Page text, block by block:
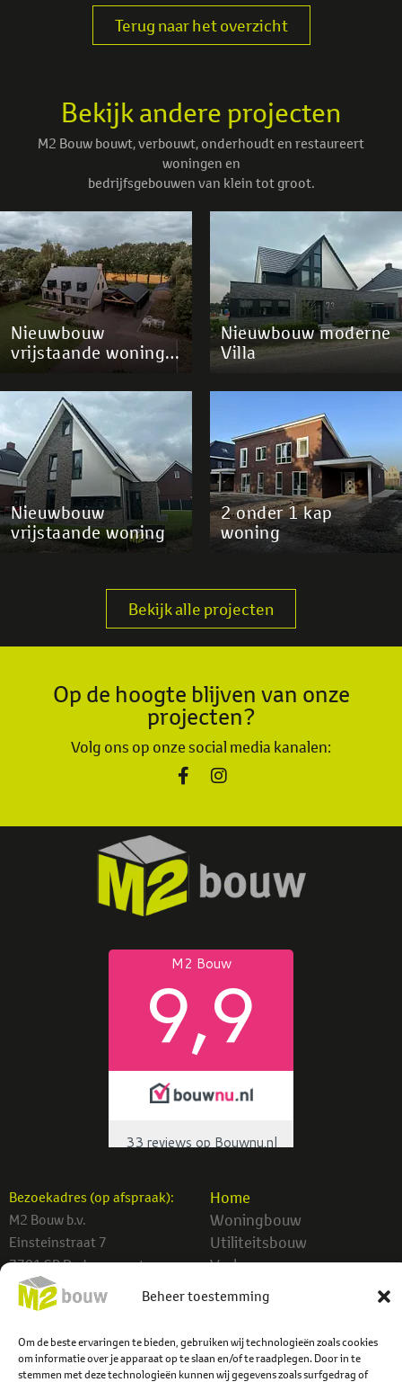
Beheer toestemming
Om de beste ervaringen te bieden, gebruiken wij technologieën zoals cookies
om informatie over je apparaat op te slaan en/of te raadplegen. Door in te
stemmen met deze technologieën kunnen wij gegevens zoals surfgedrag of
Terug naar het overzicht
Bekijk andere projecten
M2 Bouw bouwt, verbouwt, onderhoudt en restaureert
woningen en
bedrijfsgebouwen van klein tot groot.
Nieuwbouw
vrijstaande woning
Dedemsvaart
Nieuwbouw moderne
Villa
Nieuwbouw
vrijstaande woning
2 onder 1 kap
woning
Bekijk alle projecten
Op de hoogte blijven van onze
projecten?
Volg ons op onze social media kanalen:
Bezoekadres (op afspraak):
M2 Bouw b.v.
Einsteinstraat 7
7701 SB Dedemsvaart
info@m2bouw.nl
Home
Woningbouw
Utiliteitsbouw
Verbouw
Projecten
Contact